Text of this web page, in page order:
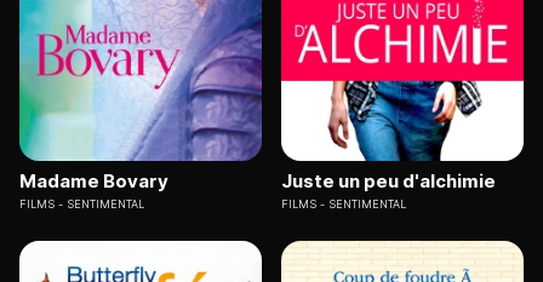
Madame Bovary
FILMS SENTIMENTAL
Juste un peu d'alchimie
FILMS SENTIMENTAL